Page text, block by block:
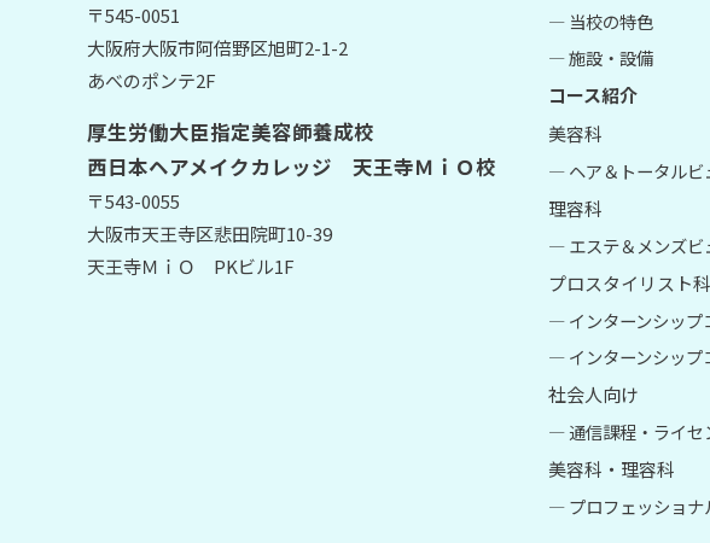
〒545-0051
大阪府大阪市阿倍野区旭町2-1-2
あべのポンテ2F
厚生労働大臣指定美容師養成校
西日本ヘアメイクカレッジ 天王寺ＭｉＯ校
〒543-0055
大阪市天王寺区悲田院町10-39
天王寺ＭｉＯ PKビル1F
― 当校の特色
― 施設・設備
コース紹介
美容科
― ヘア＆トータルビ
理容科
― エステ＆メンズビ
プロスタイリスト科
― インターンシップ
― インターンシップ
社会人向け
― 通信課程・ライセ
美容科・理容科
― プロフェッショナ